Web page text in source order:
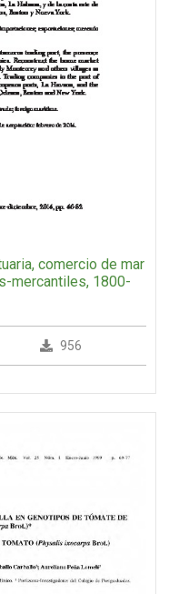
comercio de mar
mercantiles, 1800-
956